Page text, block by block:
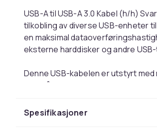
USB-A til USB-A 3.0 Kabel (h/h)
tilkobling av diverse USB-enheter
en maksimal
eksterne harddisker og andre
Denne USB-kabelen er utstyrt
enkel å bruke med standard USB-
strømlinjer klarer kabelen høyere
er 1,8 meter, noe som gir
Spesifikasjoner